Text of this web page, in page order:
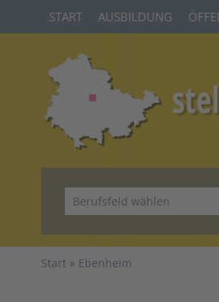
START AUSBILDUNG
Start Ebenheim